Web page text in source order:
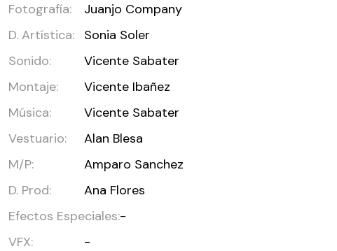
Fotografía:
Juanjo Company
D. Artística:
Sonia Soler
Sonido:
Vicente Sabater
Montaje:
Vicente Ibañez
Música:
Vicente Sabater
Vestuario:
Alan Blesa
M/P:
Amparo Sanchez
D. Prod:
Ana Flores
Efectos Especiales:-
VFX:
-